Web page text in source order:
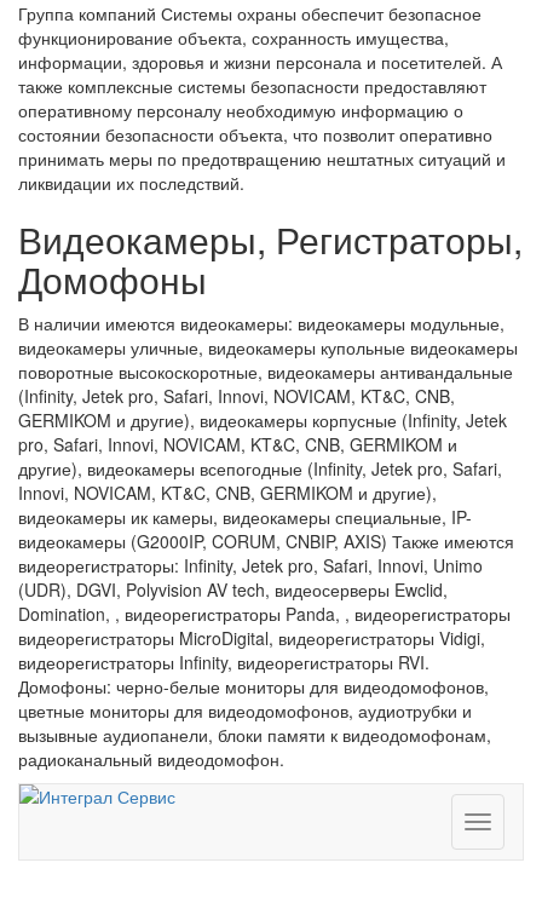
Группа компаний Системы охраны обеспечит безопасное
функционирование объекта, сохранность имущества,
информации, здоровья и жизни персонала и посетителей. А
также комплексные системы безопасности предоставляют
оперативному персоналу необходимую информацию о
состоянии безопасности объекта, что позволит оперативно
принимать меры по предотвращению нештатных ситуаций и
ликвидации их последствий.
Видеокамеры, Регистраторы,
Домофоны
В наличии имеются видеокамеры: видеокамеры модульные,
видеокамеры уличные, видеокамеры купольные видеокамеры
поворотные высокоскоротные, видеокамеры антивандальные
(Infinity, Jetek pro, Safari, Innovi, NOVICAM, KT&C, CNB,
GERMIKOM и другие), видеокамеры корпусные (Infinity, Jetek
pro, Safari, Innovi, NOVICAM, KT&C, CNB, GERMIKOM и
другие), видеокамеры всепогодные (Infinity, Jetek pro, Safari,
Innovi, NOVICAM, KT&C, CNB, GERMIKOM и другие),
видеокамеры ик камеры, видеокамеры специальные, IP-
видеокамеры (G2000IP, CORUM, CNBIP, AXIS) Также имеются
видеорегистраторы: Infinity, Jetek pro, Safari, Innovi, Unimo
(UDR), DGVI, Polyvision AV tech, видеосерверы Ewclid,
Domination, , видеорегистраторы Panda, , видеорегистраторы
видеорегистраторы MicroDigital, видеорегистраторы Vidigi,
видеорегистраторы Infinity, видеорегистраторы RVI.
Домофоны: черно-белые мониторы для видеодомофонов,
цветные мониторы для видеодомофонов, аудиотрубки и
вызывные аудиопанели, блоки памяти к видеодомофонам,
радиоканальный видеодомофон.
Toggle